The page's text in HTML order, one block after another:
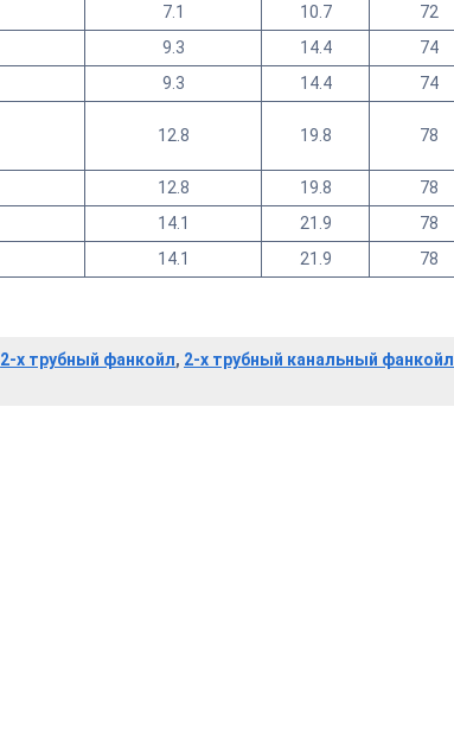
7.1 10.7 72
9.3 14.4 74
9.3 14.4 74
12.8 19.8 78
12.8 19.8 78
14.1 21.9 78
14.1 21.9 78
2-х трубный фанкойл, 2-х трубный канальный фанкойл